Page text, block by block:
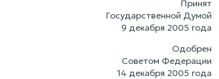
Принят
Государственной Думой
9 декабря 2005 года
Одобрен
Советом Федерации
14 декабря 2005 года